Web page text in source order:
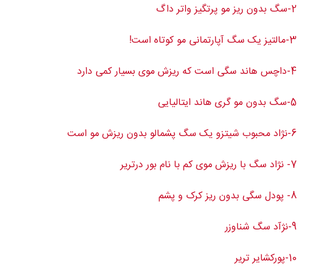
2-سگ بدون ریز مو پرتگیز واتر داگ
3-مالتیز یک سگ آپارتمانی مو کوتاه است!
4-داچس هاند سگی است که ریزش موی بسیار کمی دارد
5-سگ بدون مو گری هاند ایتالیایی
6-نژاد محبوب شیتزو یک سگ پشمالو بدون ریزش مو است
7- نژاد سگ با ریزش موی کم با نام بور درتریر
8- پودل سگی بدون ریز کرک و پشم
9-نژآد سگ شناوزر
10-پورکشایر تریر